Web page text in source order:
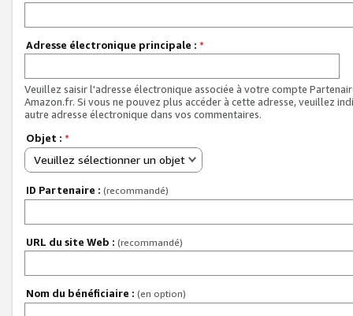
Adresse électronique principale : *
Veuillez saisir l'adresse électronique associée à votre compte
Amazon.fr. Si vous ne pouvez plus accéder à cette adresse, veuillez
autre adresse électronique dans vos commentaires.
Objet : *
Veuillez sélectionner un objet
ID Partenaire : (recommandé)
URL du site Web : (recommandé)
Nom du bénéficiaire : (en option)